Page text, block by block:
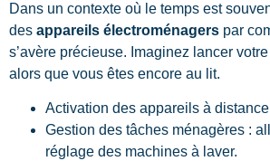
Dans un contexte où le temps est
des appareils électroménagers par
s’avère précieuse. Imaginez lancer
alors que vous êtes encore au lit.
Activation des appareils à
Gestion des tâches ménagères :
réglage des machines à laver.